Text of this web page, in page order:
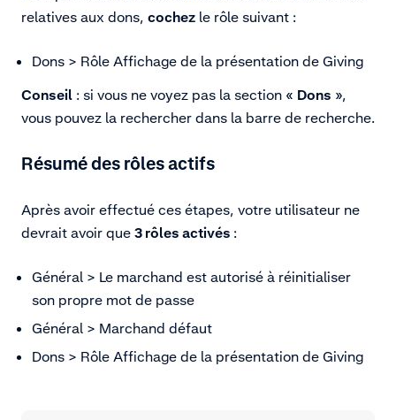
relatives aux dons, cochez le rôle suivant :
Dons > Rôle Affichage de la présentation de Giving
Conseil : si vous ne voyez pas la section « Dons »,
vous pouvez la rechercher dans la barre de recherche.
Résumé des rôles actifs
Après avoir effectué ces étapes, votre utilisateur ne
devrait avoir que 3 rôles activés :
Général > Le marchand est autorisé à réinitialiser
son propre mot de passe
Général > Marchand défaut
Dons > Rôle Affichage de la présentation de Giving